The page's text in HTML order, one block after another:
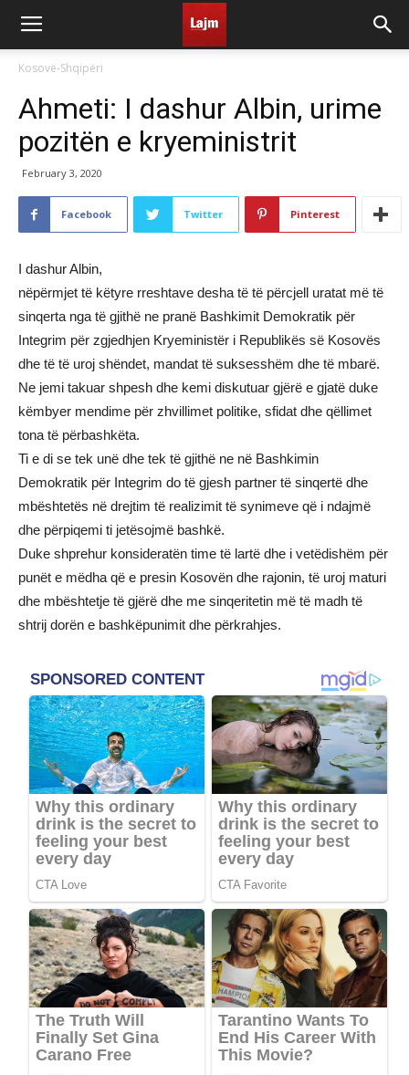
Kosovë-Shqipëri
Ahmeti: I dashur Albin, urime
pozitën e kryeministrit
February 3, 2020
Facebook Twitter Pinterest
I dashur Albin,
nëpërmjet të këtyre rreshtave desha të të përcjell uratat më të
sinqerta nga të gjithë ne pranë Bashkimit Demokratik për
Integrim për zgjedhjen Kryeministër i Republikës së Kosovës
dhe të të uroj shëndet, mandat të suksesshëm dhe të mbarë.
Ne jemi takuar shpesh dhe kemi diskutuar gjërë e gjatë duke
këmbyer mendime për zhvillimet politike, sfidat dhe qëllimet
tona të përbashkëta.
Ti e di se tek unë dhe tek të gjithë ne në Bashkimin
Demokratik për Integrim do të gjesh partner të sinqertë dhe
mbështetës në drejtim të realizimit të synimeve që i ndajmë
dhe përpiqemi ti jetësojmë bashkë.
Duke shprehur konsideratën time të lartë dhe i vetëdishëm për
punët e mëdha që e presin Kosovën dhe rajonin, të uroj maturi
dhe mbështetje të gjërë dhe me sinqeritetin më të madh të
shtrij dorën e bashkëpunimit dhe përkrahjes.